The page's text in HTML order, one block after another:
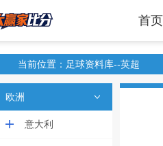
首页
当前位置：足球资料库--英超
欧洲
意大利